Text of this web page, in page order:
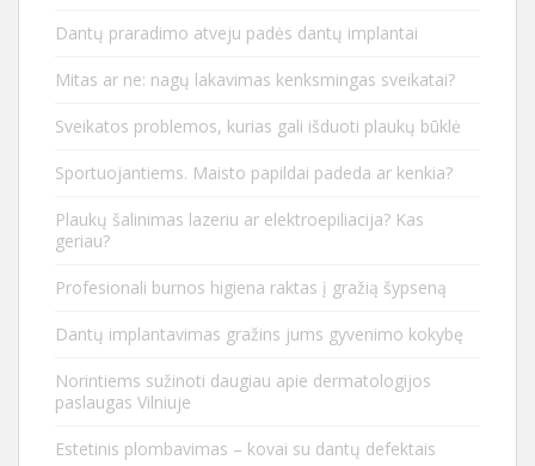
Dantų praradimo atveju padės dantų implantai
Mitas ar ne: nagų lakavimas kenksmingas sveikatai?
Sveikatos problemos, kurias gali išduoti plaukų būklė
Sportuojantiems. Maisto papildai padeda ar kenkia?
Plaukų šalinimas lazeriu ar elektroepiliacija? Kas
geriau?
Profesionali burnos higiena raktas į gražią šypseną
Dantų implantavimas gražins jums gyvenimo kokybę
Norintiems sužinoti daugiau apie dermatologijos
paslaugas Vilniuje
Estetinis plombavimas – kovai su dantų defektais